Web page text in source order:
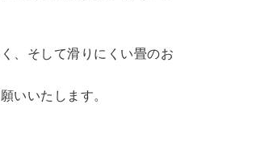
、そして滑りにくい畳のお
いいたします。